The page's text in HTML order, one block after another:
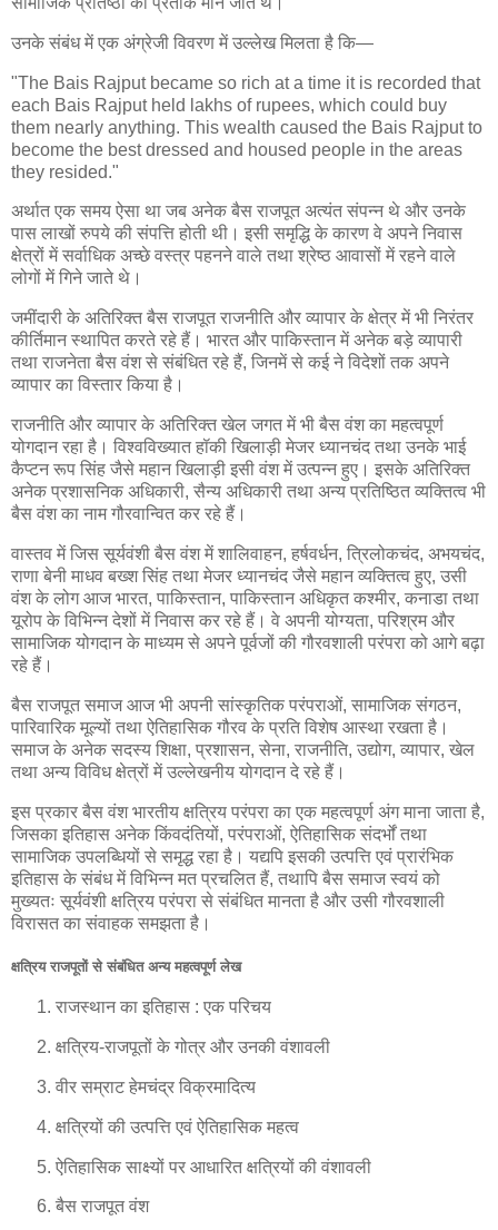
उनके संबंध में एक अंग्रेजी विवरण में उल्लेख मिलता है कि—
"The Bais Rajput became so rich at a time it is recorded that
each Bais Rajput held lakhs of rupees, which could buy
them nearly anything. This wealth caused the Bais Rajput to
become the best dressed and housed people in the areas
they resided."
अर्थात एक समय ऐसा था जब अनेक बैस राजपूत अत्यंत संपन्न थे और उनके
पास लाखों रुपये की संपत्ति होती थी। इसी समृद्धि के कारण वे अपने निवास
क्षेत्रों में सर्वाधिक अच्छे वस्त्र पहनने वाले तथा श्रेष्ठ आवासों में रहने वाले
लोगों में गिने जाते थे।
जमींदारी के अतिरिक्त बैस राजपूत राजनीति और व्यापार के क्षेत्र में भी निरंतर
कीर्तिमान स्थापित करते रहे हैं। भारत और पाकिस्तान में अनेक बड़े व्यापारी
तथा राजनेता बैस वंश से संबंधित रहे हैं, जिनमें से कई ने विदेशों तक अपने
व्यापार का विस्तार किया है।
राजनीति और व्यापार के अतिरिक्त खेल जगत में भी बैस वंश का महत्वपूर्ण
योगदान रहा है। विश्वविख्यात हॉकी खिलाड़ी मेजर ध्यानचंद तथा उनके भाई
कैप्टन रूप सिंह जैसे महान खिलाड़ी इसी वंश में उत्पन्न हुए। इसके अतिरिक्त
अनेक प्रशासनिक अधिकारी, सैन्य अधिकारी तथा अन्य प्रतिष्ठित व्यक्तित्व भी
बैस वंश का नाम गौरवान्वित कर रहे हैं।
वास्तव में जिस सूर्यवंशी बैस वंश में शालिवाहन, हर्षवर्धन, त्रिलोकचंद, अभयचंद,
राणा बेनी माधव बख्श सिंह तथा मेजर ध्यानचंद जैसे महान व्यक्तित्व हुए, उसी
वंश के लोग आज भारत, पाकिस्तान, पाकिस्तान अधिकृत कश्मीर, कनाडा तथा
यूरोप के विभिन्न देशों में निवास कर रहे हैं। वे अपनी योग्यता, परिश्रम और
सामाजिक योगदान के माध्यम से अपने पूर्वजों की गौरवशाली परंपरा को आगे बढ़ा
रहे हैं।
बैस राजपूत समाज आज भी अपनी सांस्कृतिक परंपराओं, सामाजिक संगठन,
पारिवारिक मूल्यों तथा ऐतिहासिक गौरव के प्रति विशेष आस्था रखता है।
समाज के अनेक सदस्य शिक्षा, प्रशासन, सेना, राजनीति, उद्योग, व्यापार, खेल
तथा अन्य विविध क्षेत्रों में उल्लेखनीय योगदान दे रहे हैं।
इस प्रकार बैस वंश भारतीय क्षत्रिय परंपरा का एक महत्वपूर्ण अंग माना जाता है,
जिसका इतिहास अनेक किंवदंतियों, परंपराओं, ऐतिहासिक संदर्भों तथा
सामाजिक उपलब्धियों से समृद्ध रहा है। यद्यपि इसकी उत्पत्ति एवं प्रारंभिक
इतिहास के संबंध में विभिन्न मत प्रचलित हैं, तथापि बैस समाज स्वयं को
मुख्यतः सूर्यवंशी क्षत्रिय परंपरा से संबंधित मानता है और उसी गौरवशाली
विरासत का संवाहक समझता है।
क्षत्रिय राजपूतों से संबंधित अन्य महत्वपूर्ण लेख
राजस्थान का इतिहास : एक परिचय
क्षत्रिय-राजपूतों के गोत्र और उनकी वंशावली
वीर सम्राट हेमचंद्र विक्रमादित्य
क्षत्रियों की उत्पत्ति एवं ऐतिहासिक महत्व
ऐतिहासिक साक्ष्यों पर आधारित क्षत्रियों की वंशावली
बैस राजपूत वंश